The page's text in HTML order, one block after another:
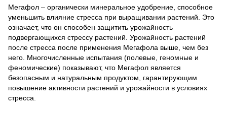
Мегафол – органически минеральное удобрение, способное
уменьшить влияние стресса при выращивании растений. Это
означает, что он способен защитить урожайность
подвергающихся стрессу растений. Урожайность растений
после стресса после применения Мегафола выше, чем без
него. Многочисленные испытания (полевые, геномные и
феномические) показывают, что Мегафол является
безопасным и натуральным продуктом, гарантирующим
повышение активности растений и урожайности в условиях
стресса.